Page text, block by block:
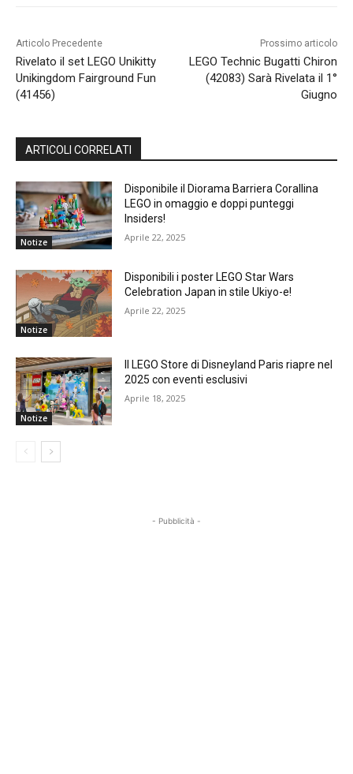
Articolo Precedente
Rivelato il set LEGO Unikitty
Unikingdom Fairground Fun
(41456)
Prossimo articolo
LEGO Technic Bugatti Chiron
(42083) Sarà Rivelata il 1°
Giugno
ARTICOLI CORRELATI
Notize
Disponibile il Diorama Barriera Corallina
LEGO in omaggio e doppi punteggi
Insiders!
Aprile 22, 2025
Notize
Disponibili i poster LEGO Star Wars
Celebration Japan in stile Ukiyo-e!
Aprile 22, 2025
Notize
Il LEGO Store di Disneyland Paris riapre nel
2025 con eventi esclusivi
Aprile 18, 2025
- Pubblicità -